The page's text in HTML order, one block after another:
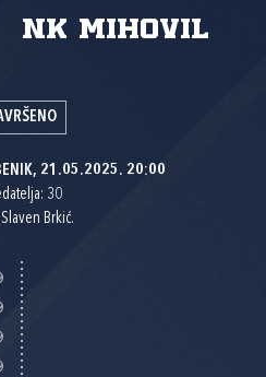
NK Mihovil
21.05.2025. 20:00
30
Brkić.